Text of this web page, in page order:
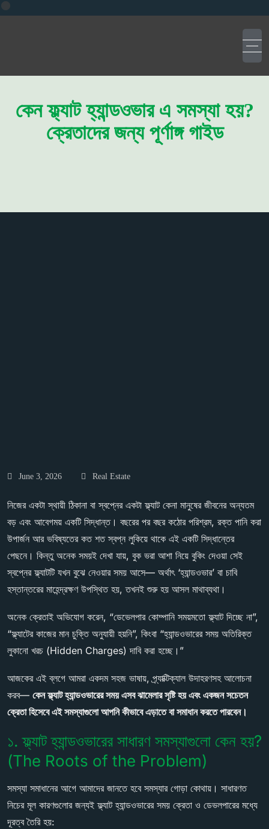
কেন ফ্ল্যাট হ্যান্ডওভার এ সমস্যা হয়?
ক্রেতাদের জন্য পূর্ণাঙ্গ গাইড
June 3, 2026 Real Estate
নিজের একটা স্থায়ী ঠিকানা বা স্বপ্নের একটা ফ্ল্যাট কেনা মানুষের জীবনের অন্যতম
বড় এবং আবেগময় একটি সিদ্ধান্ত। বছরের পর বছর কঠোর পরিশ্রম, রক্ত পানি করা
উপার্জন আর ভবিষ্যতের কত শত স্বপ্ন লুকিয়ে থাকে এই একটি সিদ্ধান্তের
পেছনে। কিন্তু অনেক সময়ই দেখা যায়, বুক ভরা আশা নিয়ে বুকিং দেওয়া সেই
স্বপ্নের ফ্ল্যাটটি যখন বুঝে নেওয়ার সময় আসে— অর্থাৎ ‘হ্যান্ডওভার’ বা চাবি
হস্তান্তরের মাহেন্দ্রক্ষণ উপস্থিত হয়, তখনই শুরু হয় আসল মাথাব্যথা।
অনেক ক্রেতাই অভিযোগ করেন, “ডেভেলপার কোম্পানি সময়মতো ফ্ল্যাট দিচ্ছে না”,
“ফ্ল্যাটের কাজের মান চুক্তি অনুযায়ী হয়নি”, কিংবা “হ্যান্ডওভারের সময় অতিরিক্ত
লুকানো খরচ (Hidden Charges) দাবি করা হচ্ছে।”
আজকের এই ব্লগে আমরা একদম সহজ ভাষায়, প্র্যাক্টিক্যাল উদাহরণসহ আলোচনা
করব— কেন ফ্ল্যাট হ্যান্ডওভারের সময় এসব ঝামেলার সৃষ্টি হয় এবং একজন সচেতন
ক্রেতা হিসেবে এই সমস্যাগুলো আপনি কীভাবে এড়াতে বা সমাধান করতে পারবেন।
১. ফ্ল্যাট হ্যান্ডওভারের সাধারণ সমস্যাগুলো কেন হয়?
(The Roots of the Problem)
সমস্যা সমাধানের আগে আমাদের জানতে হবে সমস্যার গোড়া কোথায়। সাধারণত
নিচের মূল কারণগুলোর জন্যই ফ্ল্যাট হ্যান্ডওভারের সময় ক্রেতা ও ডেভলপারের মধ্যে
দূরত্ব তৈরি হয়: